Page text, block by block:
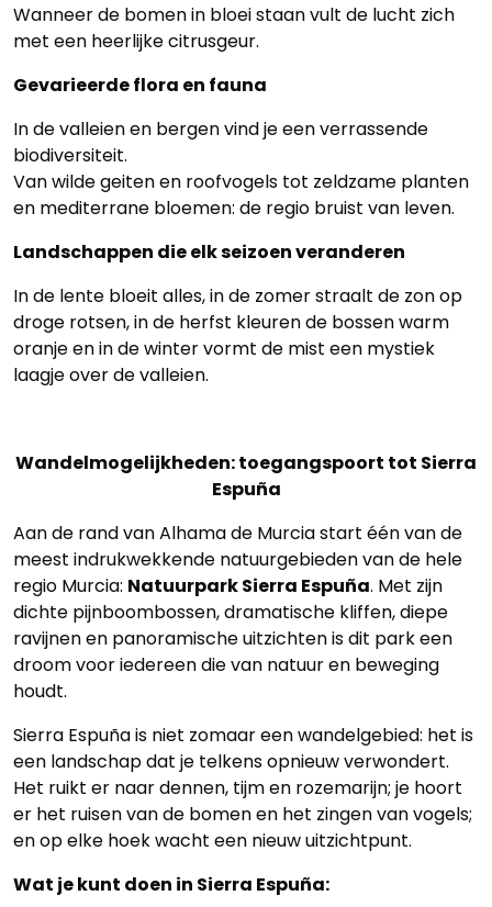
Wanneer de bomen in bloei staan vult de lucht zich
met een heerlijke citrusgeur.
Gevarieerde flora en fauna
In de valleien en bergen vind je een verrassende
biodiversiteit.
Van wilde geiten en roofvogels tot zeldzame planten
en mediterrane bloemen: de regio bruist van leven.
Landschappen die elk seizoen veranderen
In de lente bloeit alles, in de zomer straalt de zon op
droge rotsen, in de herfst kleuren de bossen warm
oranje en in de winter vormt de mist een mystiek
laagje over de valleien.
Wandelmogelijkheden: toegangspoort tot Sierra
Espuña
Aan de rand van Alhama de Murcia start één van de
meest indrukwekkende natuurgebieden van de hele
regio Murcia: Natuurpark Sierra Espuña. Met zijn
dichte pijnboombossen, dramatische kliffen, diepe
ravijnen en panoramische uitzichten is dit park een
droom voor iedereen die van natuur en beweging
houdt.
Sierra Espuña is niet zomaar een wandelgebied: het is
een landschap dat je telkens opnieuw verwondert.
Het ruikt er naar dennen, tijm en rozemarijn; je hoort
er het ruisen van de bomen en het zingen van vogels;
en op elke hoek wacht een nieuw uitzichtpunt.
Wat je kunt doen in Sierra Espuña: